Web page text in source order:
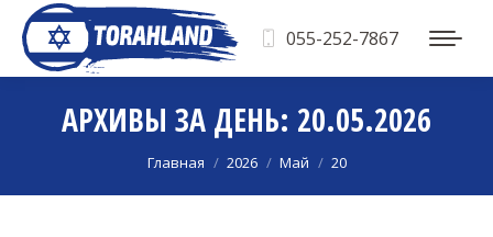
055-252-7867
АРХИВЫ ЗА ДЕНЬ: 20.05.2026
Вы здесь:
Главная 2026 Май 20